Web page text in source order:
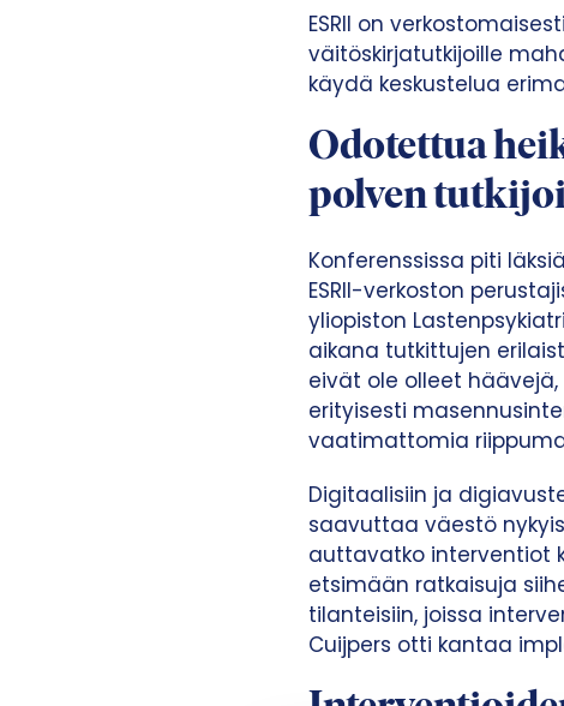
ESRII on
väitöskirjatutkijoille
käydä keskustelua
Odotettua
polven
Konferenssissa piti
ESRII-verkoston
yliopiston
aikana tutkittujen
eivät ole olleet
erityisesti
vaatimattomia
Digitaalisiin ja
saavuttaa väestö
auttavatko interventiot
etsimään ratkaisuja
tilanteisiin, joissa
Cuijpers otti kantaa